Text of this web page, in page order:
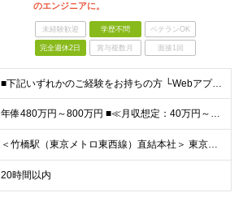
のエンジニアに。
未経験歓迎 学歴不問 ベテランOK
完全週休2日 賞与複数月 面接1回
■下記いずれかのご経験をお持ちの方 └Webアプリケーションの開発経験 └インフラ（クラウド/オンプレ不問）構築・運用経験 ■学歴不問 □SRE未経験の方も歓迎 「開発経験を活かしインフラも学びたい
年俸480万円～800万円 ■≪月収想定：40万円～66万6,000円≫ ・担当いただく業務範囲やマネジメントの有無など、役割に応じて決定します ・年俸額を12分割し、毎月支給します ・試用期間3カ
＜竹橋駅（東京メトロ東西線）直結本社＞ 東京都千代田区一ツ橋一丁目1番1号パレスサイドビル5F・8F （変更の範囲）上記を除く当社関連勤務地
20時間以内